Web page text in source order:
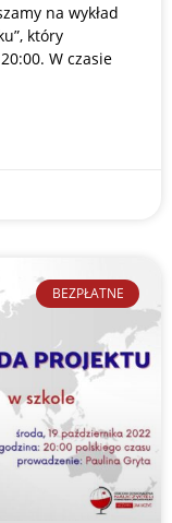
na wykład
który
W czasie
BEZPŁATNE